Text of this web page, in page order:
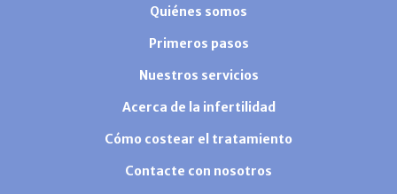
Quiénes somos
Primeros pasos
Nuestros servicios
Acerca de la infertilidad
Cómo costear el tratamiento
Contacte con nosotros